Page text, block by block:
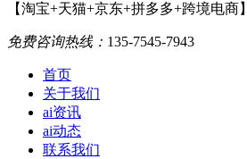
【淘宝+天猫+京东+拼多多+跨境电商】
免费咨询热线： 135-7545-7943
首页
关于我们
ai资讯
ai动态
联系我们